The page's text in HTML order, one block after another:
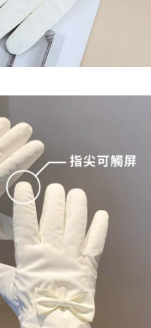
untuk pesanan
untuk pesanan